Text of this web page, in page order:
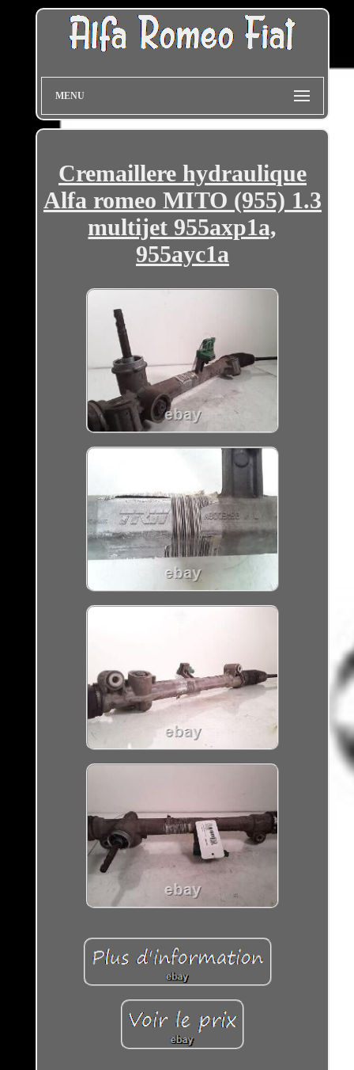
MENU
Cremaillere hydraulique
Alfa romeo MITO (955) 1.3
multijet 955axp1a,
955ayc1a